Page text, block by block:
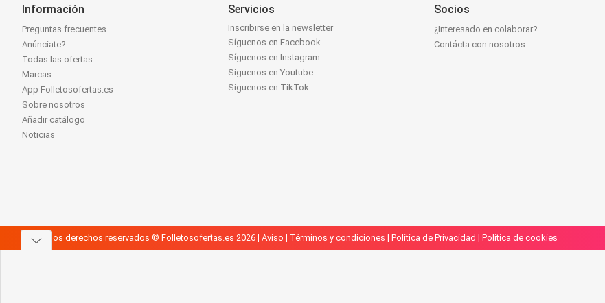
Información
Preguntas frecuentes
Anúnciate?
Todas las ofertas
Marcas
App Folletosofertas.es
Sobre nosotros
Añadir catálogo
Noticias
Servicios
Inscribirse en la newsletter
Síguenos en Facebook
Síguenos en Instagram
Síguenos en Youtube
Síguenos en TikTok
Socios
¿Interesado en colaborar?
Contácta con nosotros
Todos los derechos reservados © Folletosofertas.es 2026 | Aviso | Términos y condiciones | Política de Privacidad | Política de cookies